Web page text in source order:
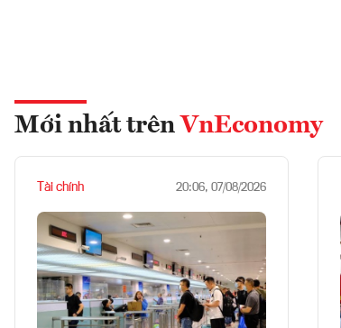
Mới nhất trên VnEconomy
Tài chính 20:06, 07/08/2026